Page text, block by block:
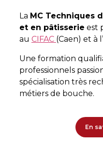
La MC Techniques
et en pâtisserie est
au CIFAC (Caen) et à l’
Une formation
professionnels
spécialisation très
métiers de bouche.
En